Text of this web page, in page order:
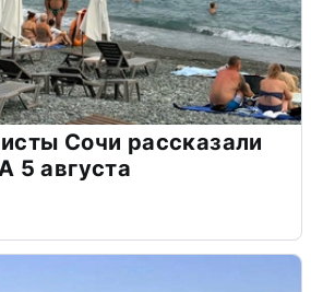
Сочи рассказали
5 августа